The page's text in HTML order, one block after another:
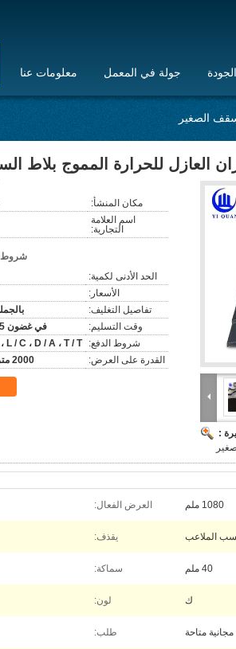
معلومات عنا جولة في المعمل
الصغير
العازل للحرارة المموج بلاط
:
مكان المنشأ:
اسم العلامة
التجارية:
شروط
الحد الأدنى لكمية:
الأسعار:
تفاصيل التغليف:
وقت التسليم:
في غضون 15 يومًا بعد الدفع
شروط الدفع:
L / C ، D / A ، T / T ، ويسترن يونيون
القدرة على العرض:
2000 متر مربع في اليوم
1080 ملم العرض الفعال:
الملاعب يقذف:
40 ملم سماكة:
ك لون:
مجانية متاحة طلب: